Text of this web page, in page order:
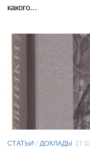
какого...
СТАТЬИ / ДОКЛАДЫ